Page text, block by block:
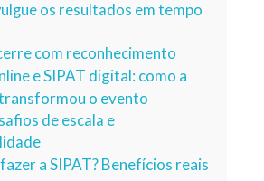
os resultados em tempo
com reconhecimento
e SIPAT digital: como a
o evento
de escala e
a SIPAT? Benefícios reais